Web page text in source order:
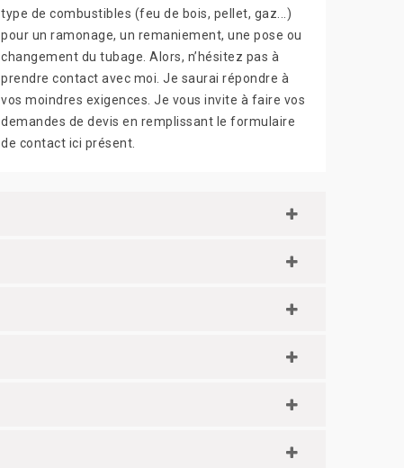
type de combustibles (feu de bois, pellet, gaz...)
pour un ramonage, un remaniement, une pose ou
changement du tubage. Alors, n’hésitez pas à
prendre contact avec moi. Je saurai répondre à
vos moindres exigences. Je vous invite à faire vos
demandes de devis en remplissant le formulaire
de contact ici présent.